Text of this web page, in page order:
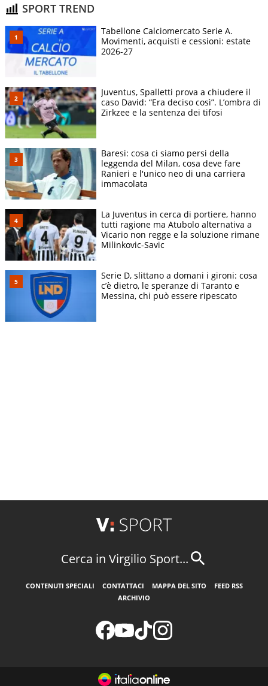
SPORT TREND
Tabellone Calciomercato Serie A.
Movimenti, acquisti e cessioni: estate
2026-27
Juventus, Spalletti prova a chiudere il
caso David: “Era deciso così”. L’ombra di
Zirkzee e la sentenza dei tifosi
Baresi: cosa ci siamo persi della
leggenda del Milan, cosa deve fare
Ranieri e l'unico neo di una carriera
immacolata
La Juventus in cerca di portiere, hanno
tutti ragione ma Atubolo alternativa a
Vicario non regge e la soluzione rimane
Milinkovic-Savic
Serie D, slittano a domani i gironi: cosa
c’è dietro, le speranze di Taranto e
Messina, chi può essere ripescato
Cerca in Virgilio Sport...
CONTENUTI SPECIALI CONTATTACI MAPPA DEL SITO
FEED RSS
ARCHIVIO